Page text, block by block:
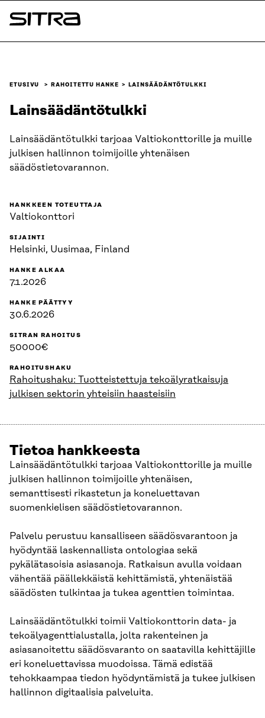
Siirry
suoraan
Sitra
ETUSIVU RAHOITETTU HANKE LAINSÄÄDÄNTÖTULKKI
Lainsäädäntötulkki
Lainsäädäntötulkki tarjoaa Valtiokonttorille ja muille
julkisen hallinnon toimijoille yhtenäisen
säädöstietovarannon.
HANKKEEN TOTEUTTAJA
Valtiokonttori
SIJAINTI
Helsinki, Uusimaa, Finland
HANKE ALKAA
7.1.2026
HANKE PÄÄTTYY
30.6.2026
SITRAN RAHOITUS
50000€
RAHOITUSHAKU
Rahoitushaku: Tuotteistettuja tekoälyratkaisuja
julkisen sektorin yhteisiin haasteisiin
Tietoa hankkeesta
Lainsäädäntötulkki tarjoaa Valtiokonttorille ja muille
julkisen hallinnon toimijoille yhtenäisen,
semanttisesti rikastetun ja koneluettavan
suomenkielisen säädöstietovarannon.
Palvelu perustuu kansalliseen säädösvarantoon ja
hyödyntää laskennallista ontologiaa sekä
pykälätasoisia asiasanoja. Ratkaisun avulla voidaan
vähentää päällekkäistä kehittämistä, yhtenäistää
säädösten tulkintaa ja tukea agenttien toimintaa.
Lainsäädäntötulkki toimii Valtiokonttorin data- ja
tekoälyagenttialustalla, jolta rakenteinen ja
asiasanoitettu säädösvaranto on saatavilla kehittäjille
eri koneluettavissa muodoissa. Tämä edistää
tehokkaampaa tiedon hyödyntämistä ja tukee julkisen
hallinnon digitaalisia palveluita.